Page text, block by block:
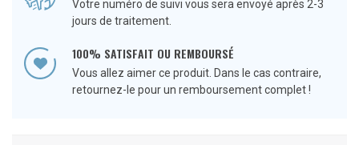
Votre numéro de suivi vous sera envoyé après 2-3
jours de traitement.
100% SATISFAIT OU REMBOURSÉ
Vous allez aimer ce produit. Dans le cas contraire,
retournez-le pour un remboursement complet !